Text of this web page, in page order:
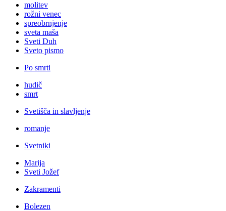
molitev
rožni venec
spreobrnjenje
sveta maša
Sveti Duh
Sveto pismo
Po smrti
hudič
smrt
Svetišča in slavljenje
romanje
Svetniki
Marija
Sveti Jožef
Zakramenti
Bolezen